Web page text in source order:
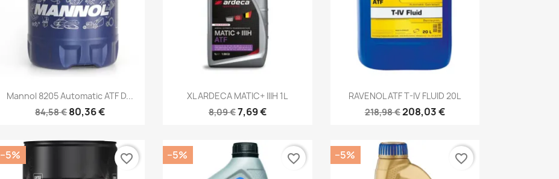
Kiirvaade
Mannol 8205 Automatic ATF D...
84,58 €80,36 €
Kiirvaade
XL ARDECA MATIC+ IIIH 1L
8,09 €7,69 €
Kiirvaade
RAVENOL ATF T-IV FLUID 20L
218,98 €208,03 €
−5% favorite_border −5% favorite_border −5% favorite_border